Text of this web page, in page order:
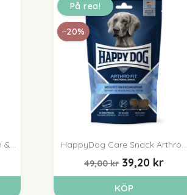
Snabbvy
HappyDog Care Snack Arthro...
49,00 kr 39,20 kr
KÖP
På rea!
−20%